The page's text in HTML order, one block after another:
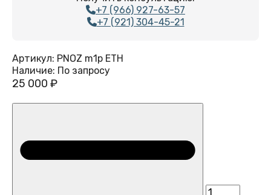
+7 (966) 927-63-57
+7 (921) 304-45-21
Артикул: PNOZ m1p ETH
Наличие: По запросу
25 000 ₽